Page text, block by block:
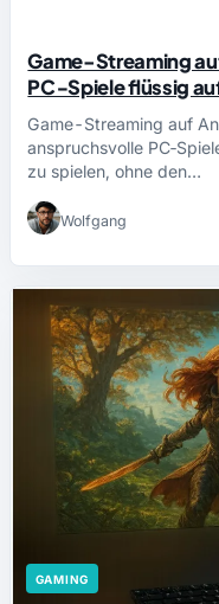
Game-Streaming
PC‑Spiele flüssig
Game-Streaming auf
anspruchsvolle
zu spielen, ohne den…
Wolfgang
GAMING